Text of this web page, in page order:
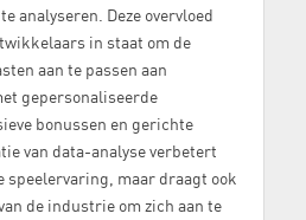
analyseren. Deze overvloed
in staat om de
aan te passen aan
gepersonaliseerde
bonussen en gerichte
van data-analyse verbetert
speelervaring, maar draagt ook
de industrie om zich aan te